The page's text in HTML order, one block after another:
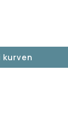
kurven